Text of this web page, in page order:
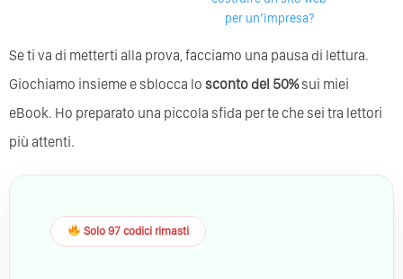
per un’impresa?
Se ti va di metterti alla prova, facciamo una pausa di lettura.
Giochiamo insieme e sblocca lo sconto del 50%sui miei
eBook. Ho preparato una piccola sfida per te che sei tra lettori
più attenti.
Solo 97 codici rimasti